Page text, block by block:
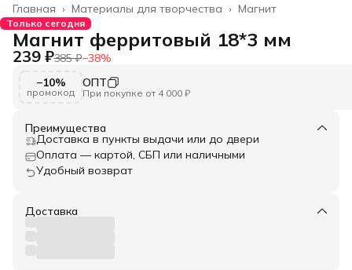
Магнит
Материалы для творчества ›
Главная ›
Только сегодня
Магнит ферритовый 18*3 мм
239 ₽385 ₽−38%
−10%
промокод
ОПТ
При покупке от 4 000 ₽
Преимущества
Доставка в пункты выдачи или до двери
Оплата — картой, СБП или наличными
Удобный возврат
Доставка